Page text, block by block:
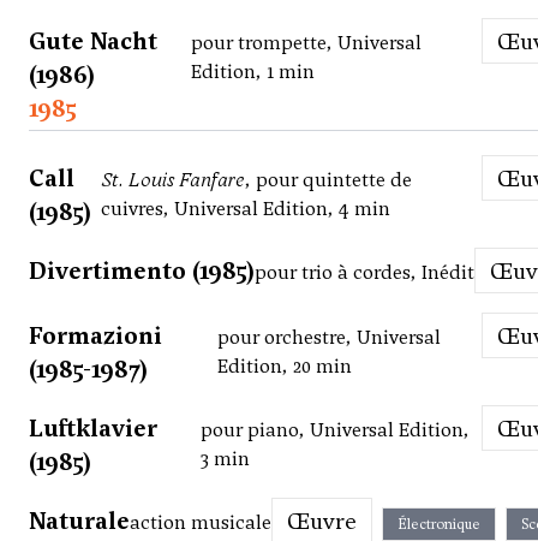
Gute Nacht
(1986)
pour trompette, Universal
Edition, 1 min
1985
Call
(1985)
St. Louis Fanfare, pour quintette de
cuivres, Universal Edition, 4 min
Divertimento (1985)pour trio à cordes, Inédit
Formazioni
(1985-1987)
pour orchestre, Universal
Edition, 20 min
Luftklavier
(1985)
pour piano, Universal Edition,
3 min
Naturaleaction musicale
Œuvre Électronique